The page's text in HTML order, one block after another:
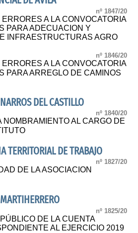
nº 1847/20
A LA CONVOCATORIA
PARA ADECUACION Y
INFRAESTRUCTURAS AGRO
nº 1846/20
A LA CONVOCATORIA
PARA ARREGLO DE CAMINOS
DEL CASTILLO
nº 1840/20
NOMBRAMIENTO AL CARGO DE
TERRITORIAL DE TRABAJO
nº 1827/20
DE LA ASOCIACION
nº 1825/20
DE LA CUENTA
AL EJERCICIO 2019